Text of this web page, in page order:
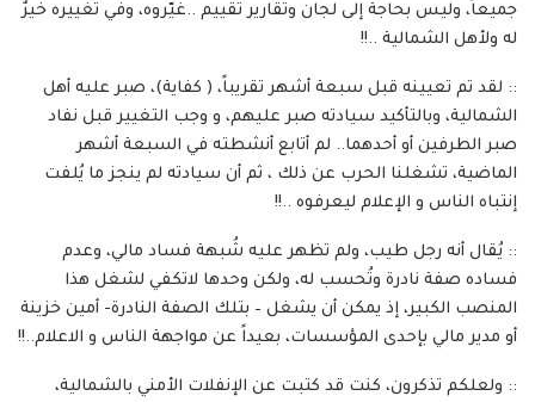
جميعاً، وليس بحاجة إلى لجان وتقارير تقييم ..غيّروه، وفي تغييره خيرٌ
له ولأهل الشمالية ..!!
:: لقد تم تعيينه قبل سبعة أشهر تقريباً، ( كفاية)، صبر عليه أهل
الشمالية، وبالتأكيد سيادته صبر عليهم، و وجب التغيير قبل نفاد
صبر الطرفين أو أحدهما.. لم أتابع أنشطته في السبعة أشهر
الماضية، تشغلنا الحرب عن ذلك ، ثم أن سيادته لم ينجز ما يُلفت
إنتباه الناس و الإعلام ليعرفوه ..!!
:: يُقال أنه رجل طيب، ولم تظهر عليه شُبهة فساد مالي، وعدم
فساده صفة نادرة وتُحسب له، ولكن وحدها لاتكفي لشغل هذا
المنصب الكبير، إذ يمكن أن يشغل – بتلك الصفة النادرة- أمين خزينة
أو مدير مالي بإحدى المؤسسات، بعيداً عن مواجهة الناس و الاعلام..!!
:: ولعلكم تذكرون، كنت قد كتبت عن الإنفلات الأمني بالشمالية،